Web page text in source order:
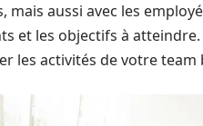
mais aussi avec les
et les objectifs à atteindre.
les activités de votre team